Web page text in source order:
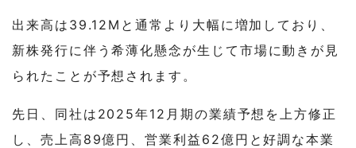
出来高は39.12Mと通常より大幅に増加しており、
新株発行に伴う希薄化懸念が生じて市場に動きが見
られたことが予想されます。
先日、同社は2025年12月期の業績予想を上方修正
し、売上高89億円、営業利益62億円と好調な本業